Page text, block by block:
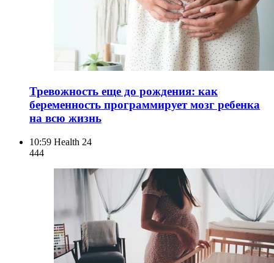
Тревожность еще до рождения: как
беременность программирует мозг ребенка
на всю жизнь
10:59 Health 24
444